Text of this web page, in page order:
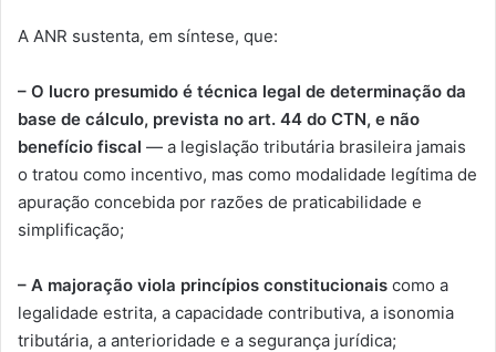
A ANR sustenta, em síntese, que:
– O lucro presumido é técnica legal de determinação da
base de cálculo, prevista no art. 44 do CTN, e não
benefício fiscal — a legislação tributária brasileira jamais
o tratou como incentivo, mas como modalidade legítima de
apuração concebida por razões de praticabilidade e
simplificação;
– A majoração viola princípios constitucionais como a
legalidade estrita, a capacidade contributiva, a isonomia
tributária, a anterioridade e a segurança jurídica;